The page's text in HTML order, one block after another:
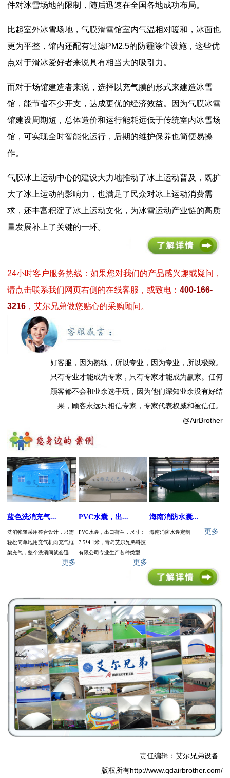
件对冰雪场地的限制，随后迅速在全国各地成功布局。
比起室外冰雪场地，气膜滑雪馆室内气温相对暖和，冰面也
更为平整，馆内还配有过滤PM2.5的防霾除尘设施，这些优
点对于滑冰爱好者来说具有相当大的吸引力。
而对于场馆建造者来说，选择以充气膜的形式来建造冰雪
馆，能节省不少开支，达成更优的经济效益。因为气膜冰雪
馆建设周期短，总体造价和运行能耗远低于传统室内冰雪场
馆，可实现全时智能化运行，后期的维护保养也简便易操
作。
气膜冰上运动中心的建设大力地推动了冰上运动普及，既扩
大了冰上运动的影响力，也满足了民众对冰上运动消费需
求，还丰富积淀了冰上运动文化，为冰雪运动产业链的高质
量发展补上了关键的一环。
24小时客户服务热线：如果您对我们的产品感兴趣或疑问，
请点击联系我们网页右侧的在线客服，或致电： 400-166-
3216 ，艾尔兄弟做您贴心的采购顾问。
好客服，因为熟练，所以专业，因为专业，所以极致。
只有专业才能成为专家，只有专家才能成为赢家。任何
顾客都不会和业余选手玩，因为他们深知业余没有好结
果，顾客永远只相信专家，专家代表权威和被信任。
@AirBrother
蓝色洗消充气...
洗消帐篷采用整合设计，只需
轻松简单地用充气机向充气框
架充气，整个洗消间就会迅...
更多
PVC水囊，出...
PVC水囊，出口荷兰，尺寸：
7.5*4.1米，青岛艾尔兄弟科技
有限公司专业生产各种类型...
更多
海南消防水囊...
海南消防水囊定制 更多
责任编辑：艾尔兄弟设备
版权所有http://www.qdairbrother.com/